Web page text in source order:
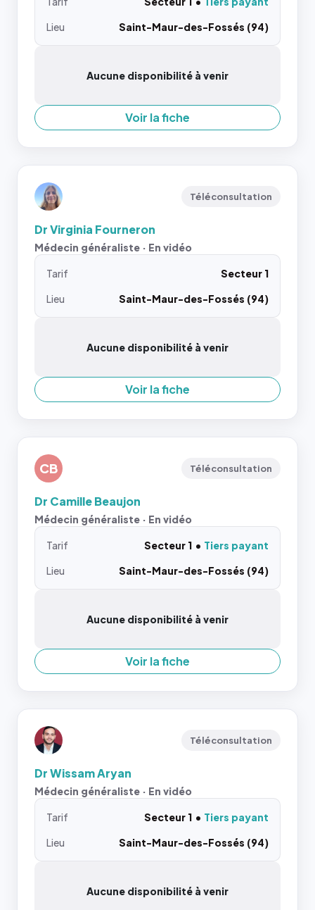
Lieu
Saint-Maur-des-Fossés (94)
Aucune disponibilité à venir
Voir la fiche
Téléconsultation
Dr Virginia Fourneron
Médecin généraliste · En vidéo
Tarif
Secteur 1
Lieu
Saint-Maur-des-Fossés (94)
Aucune disponibilité à venir
Voir la fiche
CB Téléconsultation
Dr Camille Beaujon
Médecin généraliste · En vidéo
Tarif Secteur 1
Tiers payant
Lieu
Saint-Maur-des-Fossés (94)
Aucune disponibilité à venir
Voir la fiche
Téléconsultation
Dr Wissam Aryan
Médecin généraliste · En vidéo
Tarif Secteur 1
Tiers payant
Lieu
Saint-Maur-des-Fossés (94)
Aucune disponibilité à venir